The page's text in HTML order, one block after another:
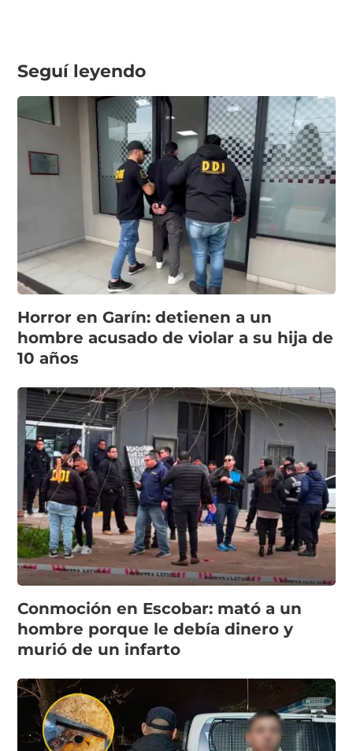
Seguí leyendo
Horror en Garín: detienen a un
hombre acusado de violar a su hija de
10 años
Conmoción en Escobar: mató a un
hombre porque le debía dinero y
murió de un infarto